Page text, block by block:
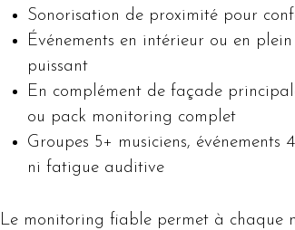
Sonorisation de proximité pour
Événements en intérieur ou en
puissant
En complément de façade
ou pack monitoring complet
Groupes 5+ musiciens, événements
ni fatigue auditive
Le monitoring fiable permet à chaque